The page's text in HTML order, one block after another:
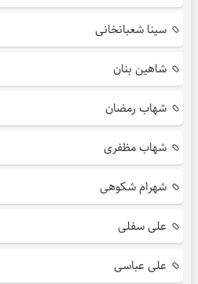
سینا شعبانخانی
شاهین بنان
شهاب رمضان
شهاب مظفری
شهرام شکوهی
علی سفلی
علی عباسی